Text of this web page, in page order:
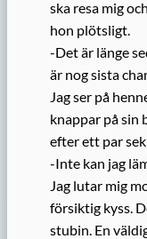
ska resa mig
hon plötsligt.
-Det är länge
är nog sista
Jag ser på
knappar på sin
efter ett par
-Inte kan jag
Jag lutar mig
försiktig kyss.
stubin. En